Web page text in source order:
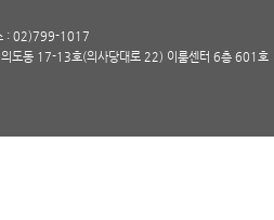
: 02)799-1017
도동 17-13호(의사당대로 22) 이룸센터 6층 601호